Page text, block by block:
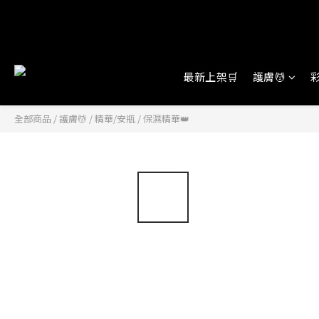
最新上架🛒 護膚💆
全部商品 /護膚💆 /精華/安瓶 /保濕精華👑